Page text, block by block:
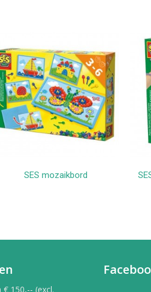
In winkelwagen
SES mozaikbord
150,-- (excl.